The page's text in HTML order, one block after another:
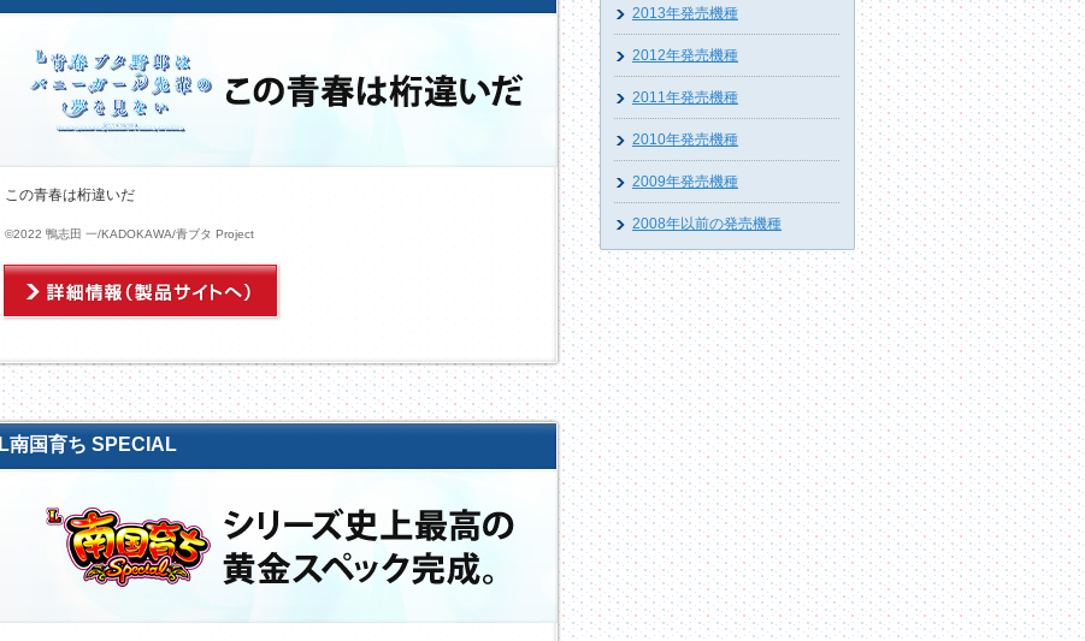
この青春は桁違いだ
©2022 鴨志田 一/KADOKAWA/青ブタ Project
L南国育ち SPECIAL
2013年発売機種
2012年発売機種
2011年発売機種
2010年発売機種
2009年発売機種
2008年以前の発売機種